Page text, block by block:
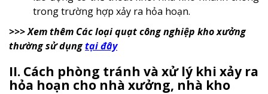
trong trường hợp xảy ra hỏa hoạn.
>>> Xem thêm Các loại quạt công nghiệp kho xưởng
thường sử dụngtại đây
II. Cách phòng tránh và xử lý khi xảy ra
hỏa hoạn cho nhà xưởng, nhà kho